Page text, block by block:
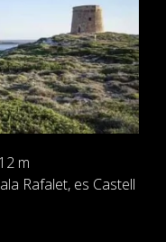
m
Rafalet, es Castell